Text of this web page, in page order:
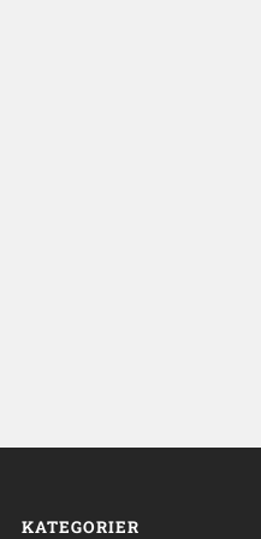
KATEGORIER